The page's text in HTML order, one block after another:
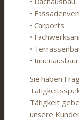
•
• Carports
•
•
• Innenausbau
Sie haben
Tätigkeit
unsere